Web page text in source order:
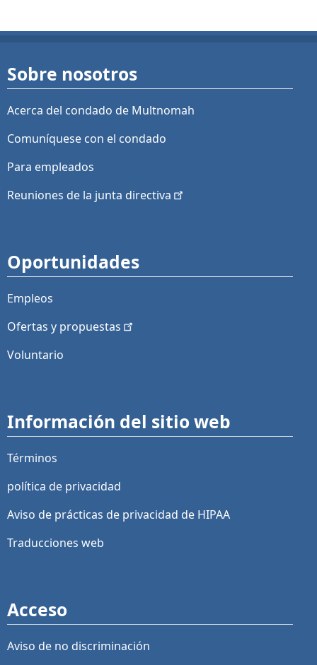
Sobre nosotros
Acerca del condado de Multnomah
Comuníquese con el condado
Para empleados
Reuniones de la junta directiva
Oportunidades
Empleos
Ofertas y propuestas
Voluntario
Información del sitio web
Términos
política de privacidad
Aviso de prácticas de privacidad de HIPAA
Traducciones web
Acceso
Aviso de no discriminación